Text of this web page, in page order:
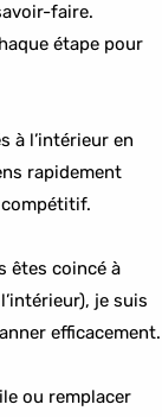
faire.
étape pour
à l’intérieur en
rapidement
êtes coincé à
je suis
efficacement.
ou remplacer